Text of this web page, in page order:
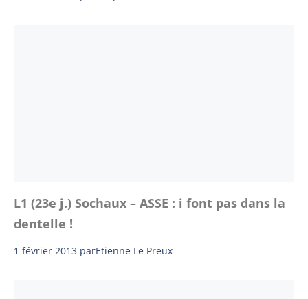
L1 (23e j.) Sochaux – ASSE : i font pas dans la
dentelle !
1 février 2013 parEtienne Le Preux